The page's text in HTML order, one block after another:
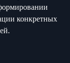
конкретных